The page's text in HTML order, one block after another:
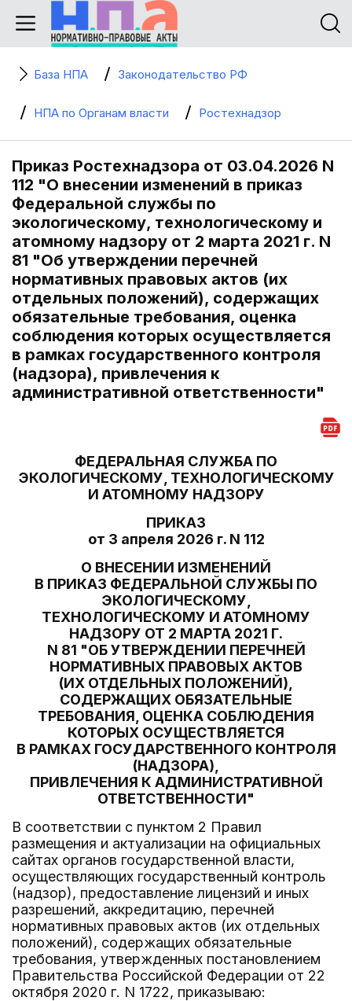
База НПА Законодательство РФ
НПА по Органам власти Ростехнадзор
Приказ Ростехнадзора от 03.04.2026 N
112 "О внесении изменений в приказ
Федеральной службы по
экологическому, технологическому и
атомному надзору от 2 марта 2021 г. N
81 "Об утверждении перечней
нормативных правовых актов (их
отдельных положений), содержащих
обязательные требования, оценка
соблюдения которых осуществляется
в рамках государственного контроля
(надзора), привлечения к
административной ответственности"
ФЕДЕРАЛЬНАЯ СЛУЖБА ПО
ЭКОЛОГИЧЕСКОМУ, ТЕХНОЛОГИЧЕСКОМУ
И АТОМНОМУ НАДЗОРУ
ПРИКАЗ
от 3 апреля 2026 г. N 112
О ВНЕСЕНИИ ИЗМЕНЕНИЙ
В ПРИКАЗ ФЕДЕРАЛЬНОЙ СЛУЖБЫ ПО
ЭКОЛОГИЧЕСКОМУ,
ТЕХНОЛОГИЧЕСКОМУ И АТОМНОМУ
НАДЗОРУ ОТ 2 МАРТА 2021 Г.
N 81 "ОБ УТВЕРЖДЕНИИ ПЕРЕЧНЕЙ
НОРМАТИВНЫХ ПРАВОВЫХ АКТОВ
(ИХ ОТДЕЛЬНЫХ ПОЛОЖЕНИЙ),
СОДЕРЖАЩИХ ОБЯЗАТЕЛЬНЫЕ
ТРЕБОВАНИЯ, ОЦЕНКА СОБЛЮДЕНИЯ
КОТОРЫХ ОСУЩЕСТВЛЯЕТСЯ
В РАМКАХ ГОСУДАРСТВЕННОГО КОНТРОЛЯ
(НАДЗОРА),
ПРИВЛЕЧЕНИЯ К АДМИНИСТРАТИВНОЙ
ОТВЕТСТВЕННОСТИ"
В соответствии с пунктом 2 Правил
размещения и актуализации на официальных
сайтах органов государственной власти,
осуществляющих государственный контроль
(надзор), предоставление лицензий и иных
разрешений, аккредитацию, перечней
нормативных правовых актов (их отдельных
положений), содержащих обязательные
требования, утвержденных постановлением
Правительства Российской Федерации от 22
октября 2020 г. N 1722, приказываю: